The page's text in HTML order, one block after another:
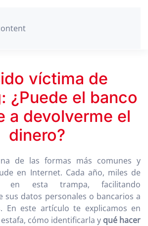
víctima de
¿Puede el banco
a devolverme el
dinero?
de las formas más comunes y
en Internet. Cada año, miles de
en esta trampa, facilitando
sus datos personales o bancarios a
En este artículo te explicamos en
cómo identificarla y qué hacer